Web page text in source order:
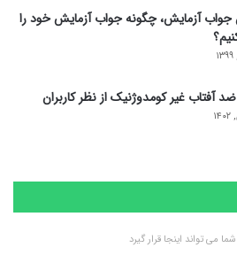
جواب آزمایش، چگونه جواب آزمایش خود را
آفتاب غیر کومدوژنیک از نظر کاربران
می تواند اینجا قرار گیرد